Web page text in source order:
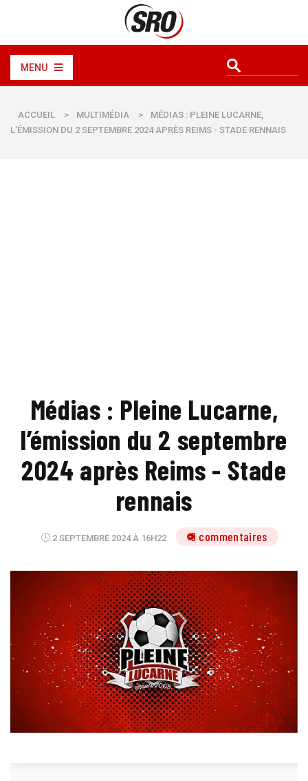
MENU
ACCUEIL > MULTIMÉDIA >
MÉDIAS : PLEINE LUCARNE,
L’ÉMISSION DU 2 SEPTEMBRE 2024 APRÈS REIMS - STADE RENNAIS
Médias : Pleine Lucarne,
l’émission du 2 septembre
2024 après Reims - Stade
rennais
2 SEPTEMBRE 2024 À 16H22 9 commentaires